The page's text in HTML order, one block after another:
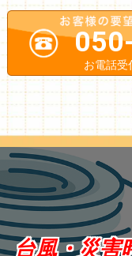
お電話
台風・災害